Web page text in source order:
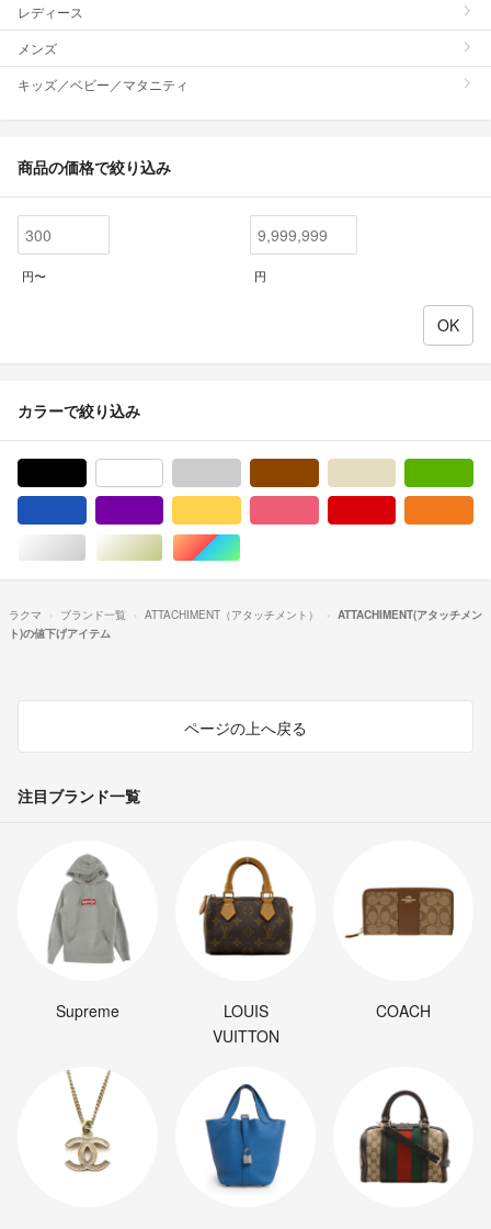
レディース
メンズ
キッズ／ベビー／マタニティ
商品の価格で絞り込み
円〜 円
カラーで絞り込み
シルバー/銀色系ゴールド/金色系マルチカラー
ラクマ ブランド一覧 ATTACHIMENT（アタッチメント）
ATTACHIMENT(アタッチメン
ト)の値下げアイテム
ページの上へ戻る
注目ブランド一覧
Supreme
LOUIS
VUITTON
COACH